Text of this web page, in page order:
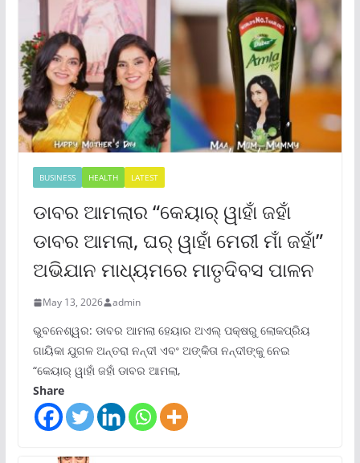
BUSINESS HEALTH LATEST
ଡାବର ଆମଲାର “କେୟାର୍ ୱାହାଁ ଜହାଁ
ଡାବର ଆମଲା, ଘର୍ ୱାହାଁ ମେରୀ ମାଁ ଜହାଁ”
ଅଭିଯାନ ମାଧ୍ୟମରେ ମାତୃଦିବସ ପାଳନ
May 13, 2026 admin
ଭୁବନେଶ୍ୱର: ଡାବର ଆମଲା ହେୟାର ଅଏଲ୍ ପକ୍ଷରୁ ଲୋକପ୍ରିୟ
ଗାୟିକା ଯୁଗଳ ଅନ୍ତରା ନନ୍ଦୀ ଏବଂ ଅଙ୍କିତା ନନ୍ଦୀଙ୍କୁ ନେଇ
“କେୟାର୍ ୱାହାଁ ଜହାଁ ଡାବର ଆମଲା,
Share